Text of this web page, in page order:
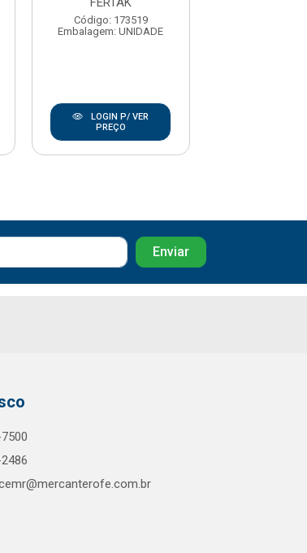
Código: 173519
Embalagem: UNIDADE
LOGIN P/ VER
PREÇO